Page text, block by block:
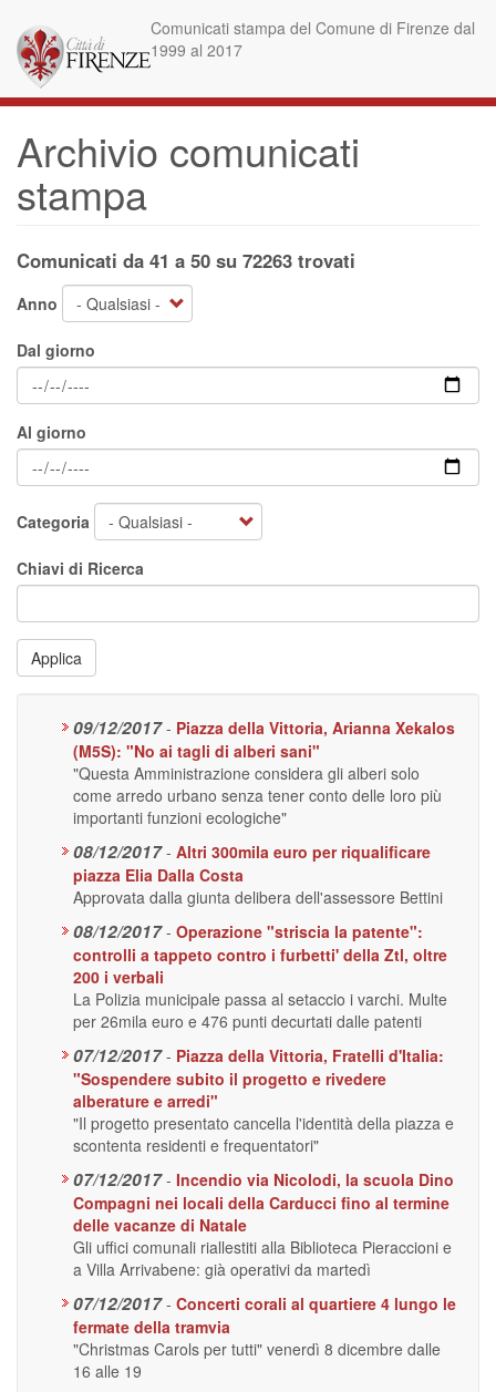
contenuto
principale
Comunicati stampa del Comune di Firenze dal
1999 al 2017
Archivio comunicati
stampa
Comunicati da 41 a 50 su 72263 trovati
Anno
Dal giorno
Al giorno
Categoria
Chiavi di Ricerca
Applica
09/12/2017 - Piazza della Vittoria, Arianna Xekalos
(M5S): "No ai tagli di alberi sani"
"Questa Amministrazione considera gli alberi solo
come arredo urbano senza tener conto delle loro più
importanti funzioni ecologiche"
08/12/2017 - Altri 300mila euro per riqualificare
piazza Elia Dalla Costa
Approvata dalla giunta delibera dell'assessore Bettini
08/12/2017 - Operazione "striscia la patente":
controlli a tappeto contro i furbetti' della Ztl, oltre
200 i verbali
La Polizia municipale passa al setaccio i varchi. Multe
per 26mila euro e 476 punti decurtati dalle patenti
07/12/2017 - Piazza della Vittoria, Fratelli d'Italia:
"Sospendere subito il progetto e rivedere
alberature e arredi"
"Il progetto presentato cancella l'identità della piazza e
scontenta residenti e frequentatori"
07/12/2017 - Incendio via Nicolodi, la scuola Dino
Compagni nei locali della Carducci fino al termine
delle vacanze di Natale
Gli uffici comunali riallestiti alla Biblioteca Pieraccioni e
a Villa Arrivabene: già operativi da martedì
07/12/2017 - Concerti corali al quartiere 4 lungo le
fermate della tramvia
"Christmas Carols per tutti" venerdì 8 dicembre dalle
16 alle 19